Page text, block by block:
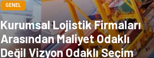
GENEL
Kurumsal Lojistik Firmaları
Arasından Maliyet Odaklı
Değil Vizyon Odaklı Seçim